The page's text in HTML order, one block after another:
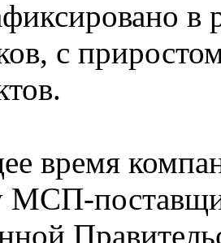
в
с
время
МСП-